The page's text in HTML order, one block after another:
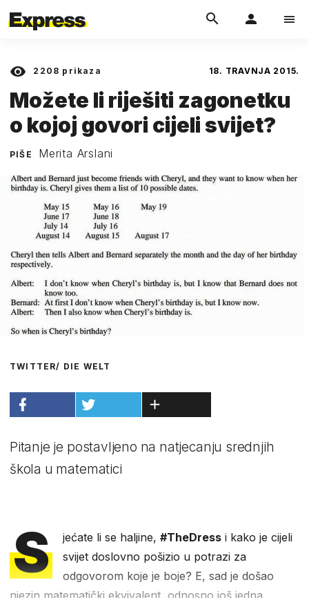
2208 prikaza 18. TRAVNJA 2015.
Možete li riješiti zagonetku
o kojoj govori cijeli svijet?
PIŠE Merita Arslani
TWITTER/ DIE WELT
Pitanje je postavljeno na natjecanju srednjih
škola u matematici
S jećate li se haljine,#TheDress i kako je cijeli
svijet doslovno pošizio u potrazi za
odgovorom koje je boje? E, sad je došao
njezin matematički ekvivalent, odnosno još jedna